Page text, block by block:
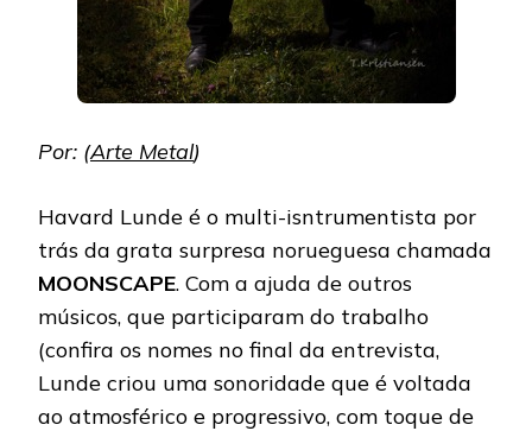
Por: (Arte Metal)
Havard Lunde é o multi-isntrumentista por
trás da grata surpresa norueguesa chamada
MOONSCAPE. Com a ajuda de outros
músicos, que participaram do trabalho
(confira os nomes no final da entrevista,
Lunde criou uma sonoridade que é voltada
ao atmosférico e progressivo, com toque de